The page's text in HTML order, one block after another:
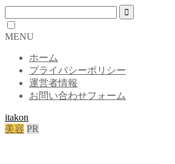
MENU
ホーム
プライバシーポリシー
運営者情報
お問い合わせフォーム
itakon
美容 PR